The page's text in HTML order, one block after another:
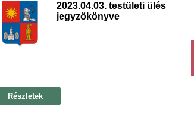
2023.04.03. testületi ülés
jegyzőkönyve
Részletek